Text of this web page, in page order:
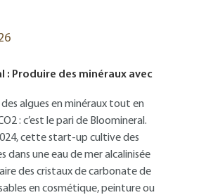
: Produire des minéraux avec
des algues en minéraux tout en
: c’est le pari de Bloomineral.
cette start-up cultive des
dans une eau de mer alcalinisée
des cristaux de carbonate de
en cosmétique, peinture ou